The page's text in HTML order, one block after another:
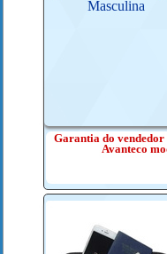
Garantia do
Avanteco